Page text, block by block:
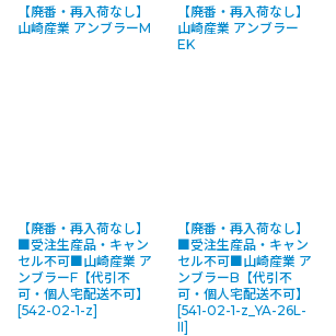
【廃番・再入荷なし】
山崎産業 アンブラーM
【廃番・再入荷なし】
山崎産業 アンブラー
EK
【廃番・再入荷なし】
■受注生産品・キャン
セル不可■山崎産業 ア
ンブラーF【代引不
可・個人宅配送不可】
[542-02-1-z]
【廃番・再入荷なし】
■受注生産品・キャン
セル不可■山崎産業 ア
ンブラーB【代引不
可・個人宅配送不可】
[541-02-1-z_YA-26L-
II]